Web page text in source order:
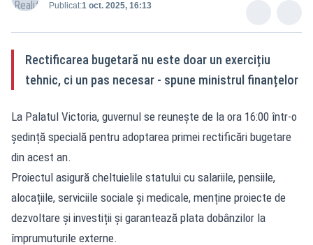
Publicat:1 oct. 2025, 16:13
Rectificarea bugetară nu este doar un exercițiu
tehnic, ci un pas necesar - spune ministrul finanțelor
La Palatul Victoria, guvernul se reunește de la ora 16:00 într-o
ședință specială pentru adoptarea primei rectificări bugetare
din acest an.
Proiectul asigură cheltuielile statului cu salariile, pensiile,
alocațiile, serviciile sociale și medicale, menține proiecte de
dezvoltare și investiții și garantează plata dobânzilor la
împrumuturile externe.